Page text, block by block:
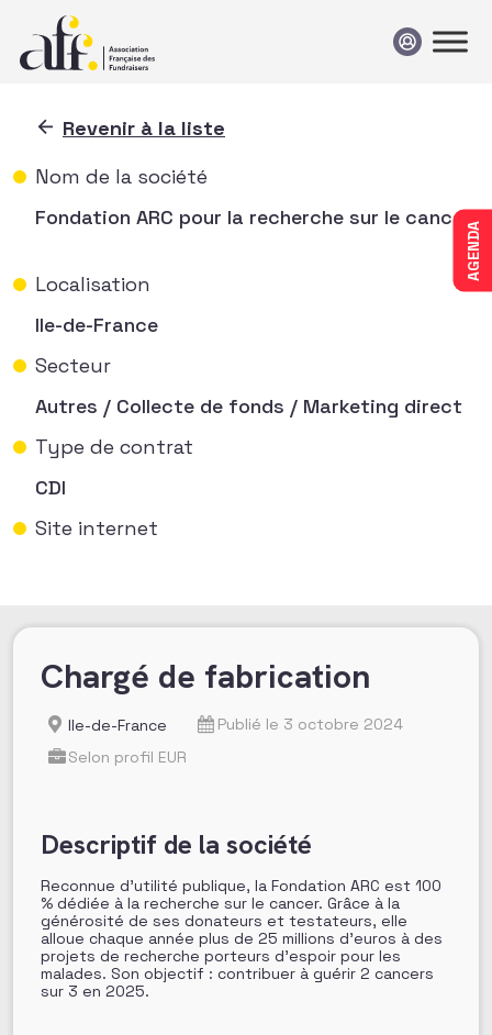
AGENDA
Revenir à la liste
Nom de la société
Fondation ARC pour la recherche sur le cancer
Localisation
Ile-de-France
Secteur
Autres / Collecte de fonds / Marketing direct
Type de contrat
CDI
Site internet
Chargé de fabrication
Ile-de-France
Publié le 3 octobre 2024
Selon profil EUR
Descriptif de la société
Reconnue d’utilité publique, la Fondation ARC est 100
% dédiée à la recherche sur le cancer. Grâce à la
générosité de ses donateurs et testateurs, elle
alloue chaque année plus de 25 millions d’euros à des
projets de recherche porteurs d’espoir pour les
malades. Son objectif : contribuer à guérir 2 cancers
sur 3 en 2025.